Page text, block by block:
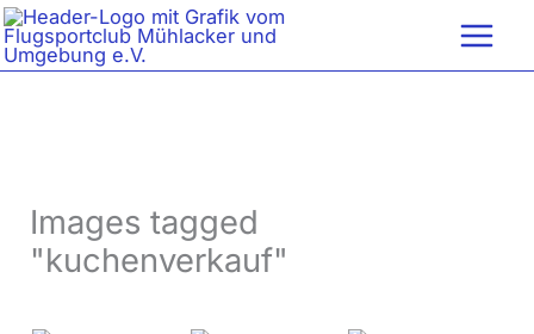
Zum
Inhalt
Images tagged
"kuchenverkauf"